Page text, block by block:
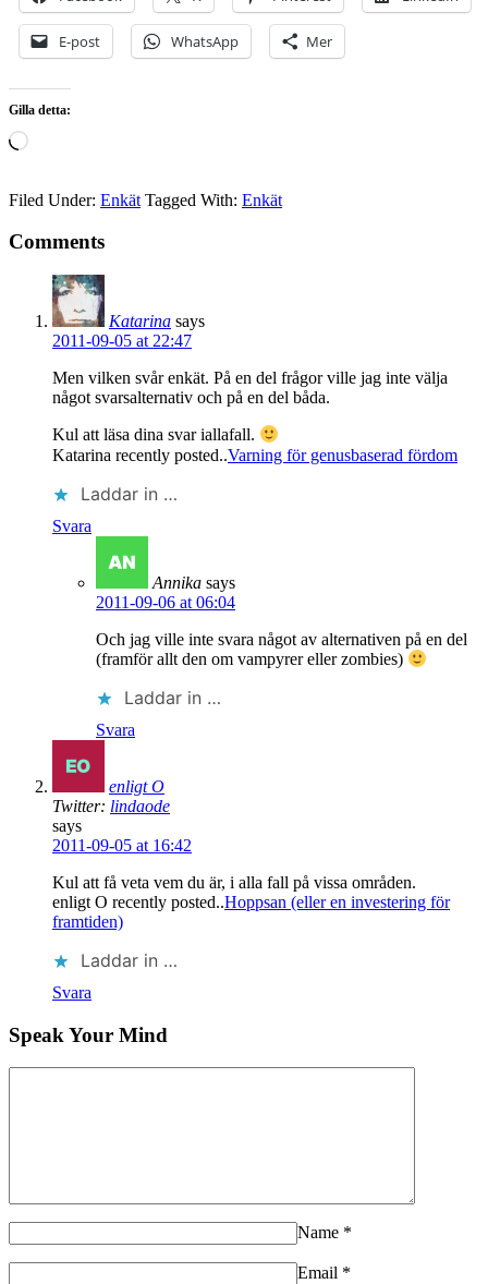
E-post WhatsApp Mer
Gilla detta:
Laddar
Filed Under: Enkät Tagged With: Enkät
Comments
Katarina says
2011-09-05 at 22:47
Men vilken svår enkät. På en del frågor ville jag inte välja
något svarsalternativ och på en del båda.
Kul att läsa dina svar iallafall.
Katarina recently posted..Varning för genusbaserad fördom
Laddar in …
Svara
Annika says
2011-09-06 at 06:04
Och jag ville inte svara något av alternativen på en del
(framför allt den om vampyrer eller zombies)
Laddar in …
Svara
enligt O
Twitter: lindaode
says
2011-09-05 at 16:42
Kul att få veta vem du är, i alla fall på vissa områden.
enligt O recently posted..Hoppsan (eller en investering för
framtiden)
Laddar in …
Svara
Speak Your Mind
Name *
Email *